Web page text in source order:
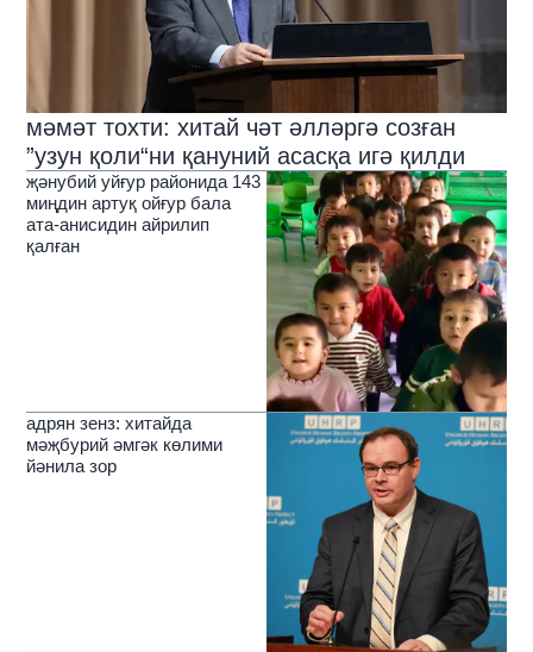
мәмәт тохти: хитай чәт әлләргә созған
”узун қоли“ни қануний асасқа игә қилди
җәнубий уйғур районида 143
миңдин артуқ ойғур бала
ата-анисидин айрилип
қалған
адрян зенз: хитайда
мәҗбурий әмгәк көлими
йәнила зор